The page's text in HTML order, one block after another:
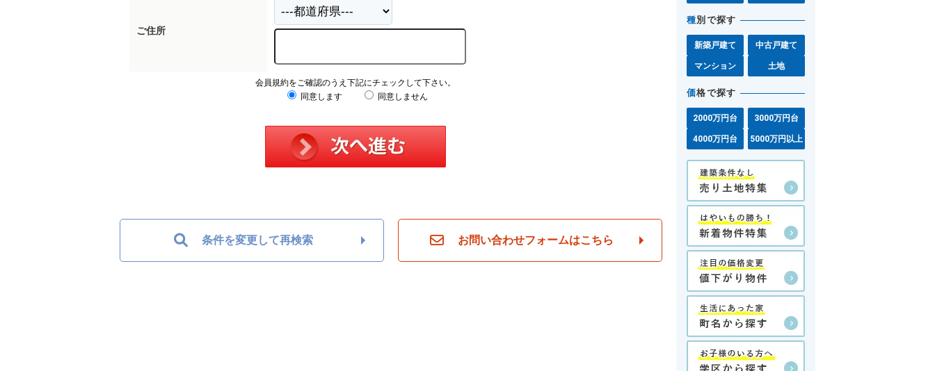
ご住所
会員規約をご確認のうえ下記にチェックして下さい。
同意します
同意しません
条件を変更して再検索 お問い合わせフォームはこちら
種別で探す
新築戸建て 中古戸建て
マンション 土地
価格で探す
2000万円台 3000万円台
4000万円台 5000万円以上